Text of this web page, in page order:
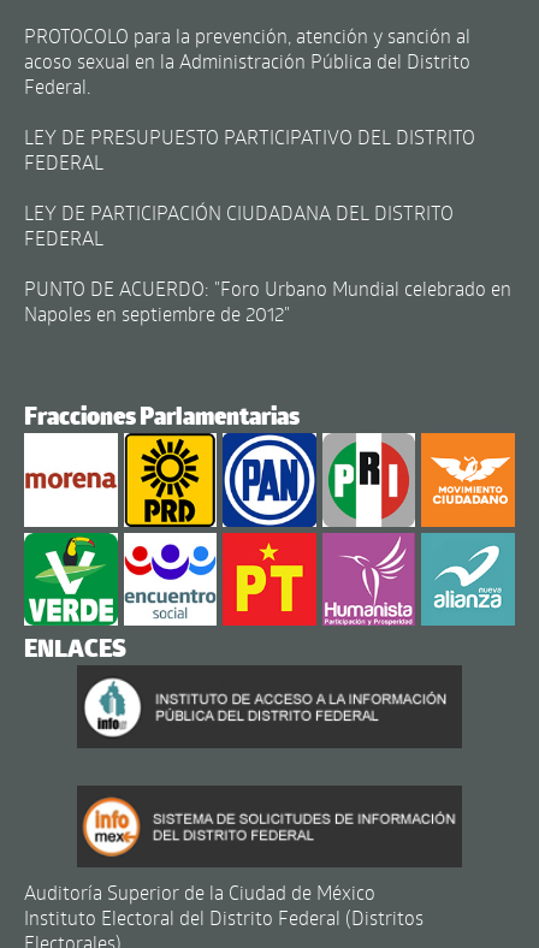
PROTOCOLO para la prevención, atención y sanción al
acoso sexual en la Administración Pública del Distrito
Federal.
LEY DE PRESUPUESTO PARTICIPATIVO DEL DISTRITO
FEDERAL
LEY DE PARTICIPACIÓN CIUDADANA DEL DISTRITO
FEDERAL
PUNTO DE ACUERDO: "Foro Urbano Mundial celebrado en
Napoles en septiembre de 2012"
Fracciones Parlamentarias
ENLACES
Auditoría Superior de la Ciudad de México
Instituto Electoral del Distrito Federal (Distritos